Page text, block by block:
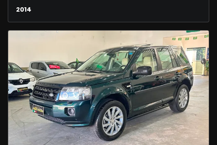
2014